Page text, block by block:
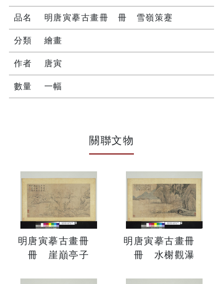
品名 明唐寅摹古畫冊 冊 雪嶺策蹇
分類 繪畫
作者 唐寅
數量 一幅
關聯文物
明唐寅摹古畫冊
冊 崖巔亭子
明唐寅摹古畫冊
冊 水榭觀瀑